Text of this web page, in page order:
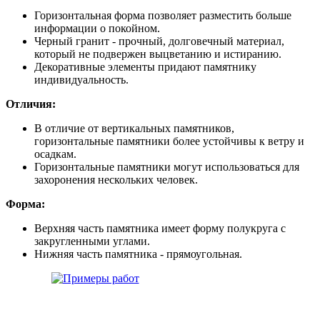
Горизонтальная форма позволяет разместить больше
информации о покойном.
Черный гранит - прочный, долговечный материал,
который не подвержен выцветанию и истиранию.
Декоративные элементы придают памятнику
индивидуальность.
Отличия:
В отличие от вертикальных памятников,
горизонтальные памятники более устойчивы к ветру и
осадкам.
Горизонтальные памятники могут использоваться для
захоронения нескольких человек.
Форма:
Верхняя часть памятника имеет форму полукруга с
закругленными углами.
Нижняя часть памятника - прямоугольная.